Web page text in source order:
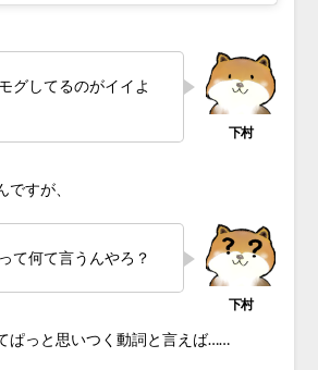
グしてるのがイイよ
すが、
て何て言うんやろ？
ぱっと思いつく動詞と言えば……